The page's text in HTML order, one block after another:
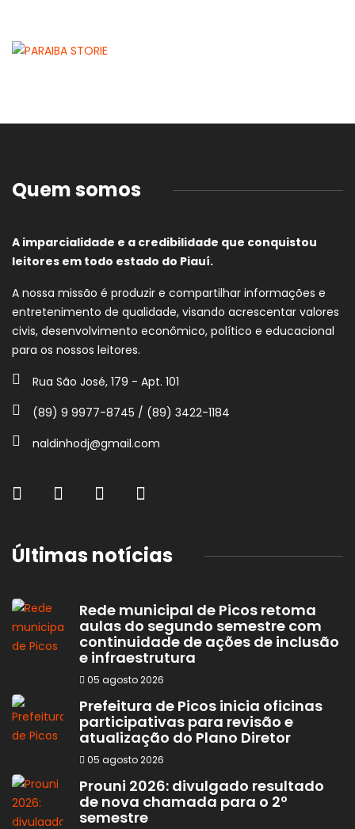
Quem somos
A imparcialidade e a credibilidade que conquistou
leitores em todo estado do Piauí.
A nossa missão é produzir e compartilhar informações e
entretenimento de qualidade, visando acrescentar valores
civis, desenvolvimento econômico, político e educacional
para os nossos leitores.
Rua São José, 179 - Apt. 101
(89) 9 9977-8745 / (89) 3422-1184
naldinhodj@gmail.com
Últimas notícias
Rede municipal de Picos retoma
aulas do segundo semestre com
continuidade de ações de inclusão
e infraestrutura
05 agosto 2026
Prefeitura de Picos inicia oficinas
participativas para revisão e
atualização do Plano Diretor
05 agosto 2026
Prouni 2026: divulgado resultado
de nova chamada para o 2º
semestre